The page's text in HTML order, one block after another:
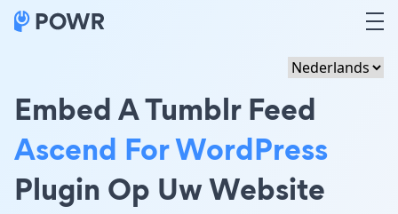
Embed A Tumblr Feed
Ascend For WordPress
Plugin Op Uw Website